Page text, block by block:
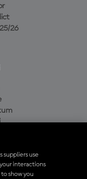
26
suppliers use
interactions
show you